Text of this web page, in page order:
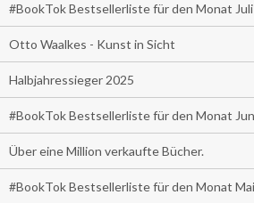
#BookTok Bestsellerliste für den Monat
Otto Waalkes - Kunst in Sicht
Halbjahressieger 2025
#BookTok Bestsellerliste für den Monat
Über eine Million verkaufte Bücher.
#BookTok Bestsellerliste für den Monat